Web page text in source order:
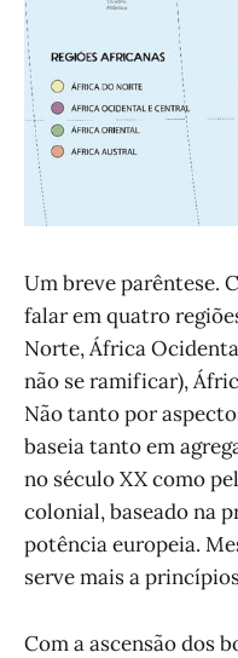
Um breve parêntese.
falar em quatro
Norte, África
não se ramificar),
Não tanto por
baseia tanto em
no século XX como
colonial, baseado na
potência europeia.
serve mais a
Com a ascensão dos